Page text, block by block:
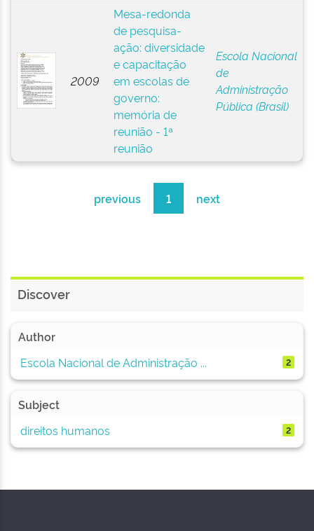
2009
Mesa-redonda
de pesquisa-
ação: diversidade
e capacitação
em escolas de
governo:
memória de
reunião - 1ª
reunião
Escola Nacional
de
Administração
Pública (Brasil)
previous 1 next
Discover
Author
Escola Nacional de Administração ...
2
Subject
direitos humanos
2